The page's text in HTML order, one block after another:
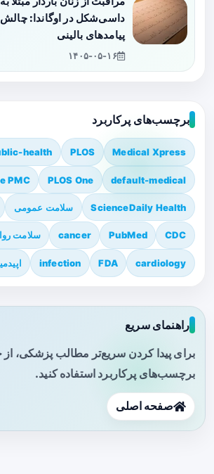
داسی‌شکل در اوگاندا:
پیامدهای بالینی
۱۴۰۵-۰۵-۱۶
برچسب‌های پرکاربرد
Medical Xpress
PLOS
health
default-medical
PLOS One
PMC
ScienceDaily Health سلامت عمومی
CDC
PubMed
cancer سلامت
cardiology
FDA
infection
راهنمای سریع
برای پیدا کردن سریع‌تر مطالب پزشکی، از
برچسب‌های پرکاربرد استفاده کنید.
صفحه اصلی